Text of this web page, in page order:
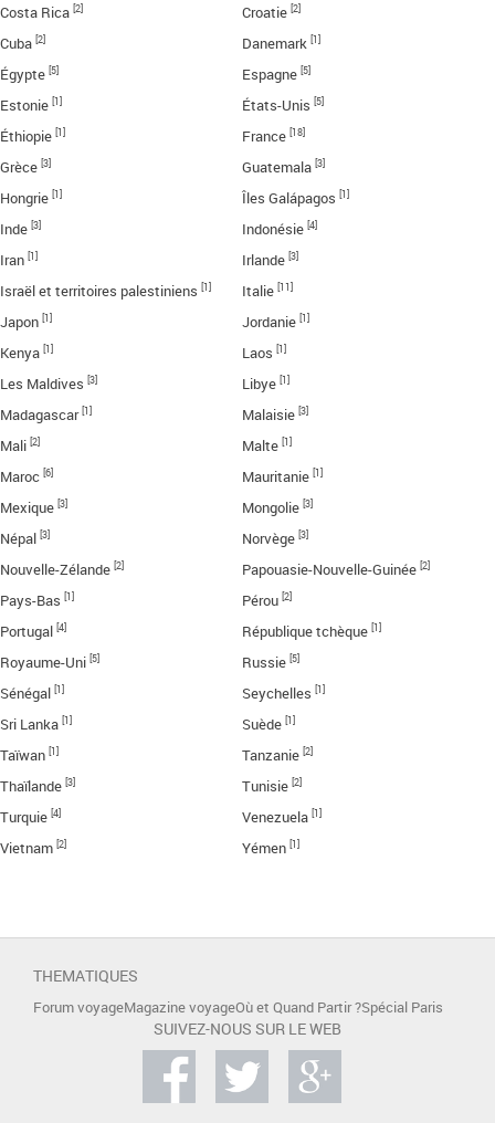
Costa Rica [2] Croatie [2]
Cuba [2] Danemark [1]
Égypte [5] Espagne [5]
Estonie [1] États-Unis [5]
Éthiopie [1] France [18]
Grèce [3] Guatemala [3]
Hongrie [1] Îles Galápagos [1]
Inde [3] Indonésie [4]
Iran [1] Irlande [3]
Israël et territoires palestiniens [1] Italie [11]
Japon [1] Jordanie [1]
Kenya [1] Laos [1]
Les Maldives [3] Libye [1]
Madagascar [1] Malaisie [3]
Mali [2] Malte [1]
Maroc [6] Mauritanie [1]
Mexique [3] Mongolie [3]
Népal [3] Norvège [3]
Nouvelle-Zélande [2] Papouasie-Nouvelle-Guinée [2]
Pays-Bas [1] Pérou [2]
Portugal [4] République tchèque [1]
Royaume-Uni [5] Russie [5]
Sénégal [1] Seychelles [1]
Sri Lanka [1] Suède [1]
Taïwan [1] Tanzanie [2]
Thaïlande [3] Tunisie [2]
Turquie [4] Venezuela [1]
Vietnam [2] Yémen [1]
THEMATIQUES
Forum voyageMagazine voyageOù et Quand Partir ?Spécial Paris
SUIVEZ-NOUS SUR LE WEB